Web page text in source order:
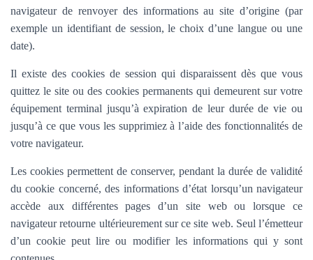
navigateur de renvoyer des informations au site d’origine (par
exemple un identifiant de session, le choix d’une langue ou une
date).
Il existe des cookies de session qui disparaissent dès que vous
quittez le site ou des cookies permanents qui demeurent sur votre
équipement terminal jusqu’à expiration de leur durée de vie ou
jusqu’à ce que vous les supprimiez à l’aide des fonctionnalités de
votre navigateur.
Les cookies permettent de conserver, pendant la durée de validité
du cookie concerné, des informations d’état lorsqu’un navigateur
accède aux différentes pages d’un site web ou lorsque ce
navigateur retourne ultérieurement sur ce site web. Seul l’émetteur
d’un cookie peut lire ou modifier les informations qui y sont